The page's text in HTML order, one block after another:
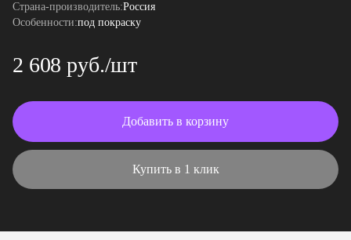
Страна-производитель:Россия
Особенности:под покраску
2 608 руб./шт
Добавить в корзину
Купить в 1 клик